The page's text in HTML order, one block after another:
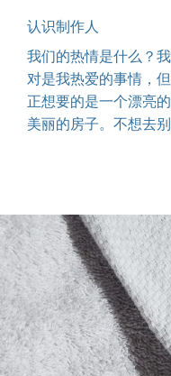
认识制作人
我们的热情是什么？
对是我热爱的事情，
正想要的是一个漂亮
美丽的房子。不想去